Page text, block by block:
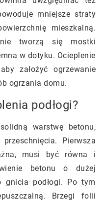
mniejsze straty
mieszkalną.
tworzą się mostki
w dotyku. Ocieplenie
założyć ogrzewanie
ogrzania domu.
podłogi?
warstwę betonu,
Pierwsza
musi być równa i
betonu o dużej
podłogi. Po tym
Brzegi folii